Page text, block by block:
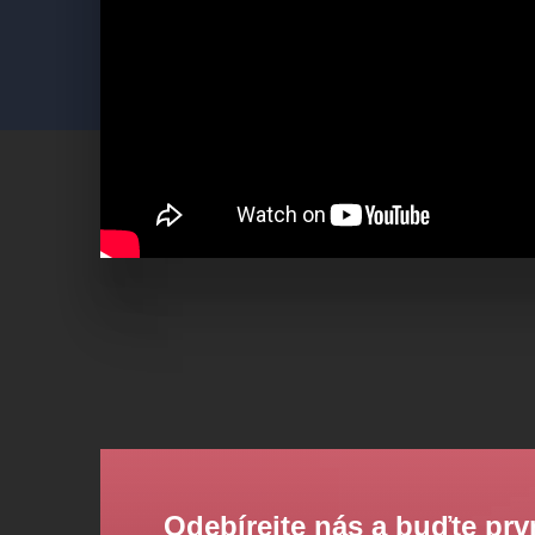
Odebírejte nás a buďte